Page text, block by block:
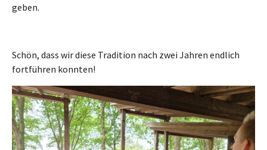
geben.
Schön, dass wir diese Tradition nach zwei Jahren endlich
fortführen konnten!